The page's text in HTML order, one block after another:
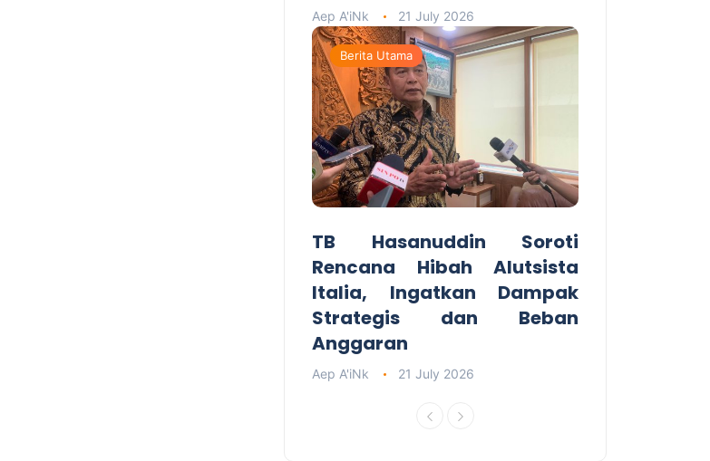
Aep A'iNk 21 July 2026
Berita Utama
TB Hasanuddin Soroti
Rencana Hibah Alutsista
Italia, Ingatkan Dampak
Strategis dan Beban
Anggaran
Aep A'iNk 21 July 2026